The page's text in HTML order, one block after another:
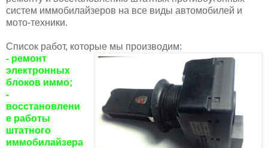
систем иммобилайзеров на все виды автомобилей и
мото-техники.
Список работ, которые мы производим:
- ремонт
электронных
блоков иммо;
-
восстановлени
е работы
штатного
иммобилайзера